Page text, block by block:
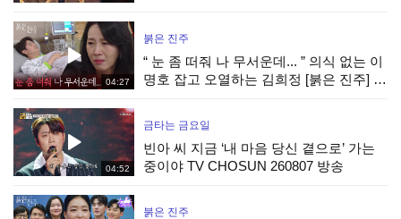
04:27
붉은 진주
“ 눈 좀 떠줘 나 무서운데... ” 의식 없는 이
명호 잡고 오열하는 김희정 [붉은 진주] |
04:52
금타는 금요일
빈아 씨 지금 ‘내 마음 당신 곁으로’ 가는
중이야 TV CHOSUN 260807 방송
붉은 진주